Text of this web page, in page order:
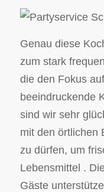
Genau diese
zum stark
die den Fokus
beeindruckende
sind wir sehr
mit den örtlichen
zu dürfen, um
Lebensmittel .
Gäste